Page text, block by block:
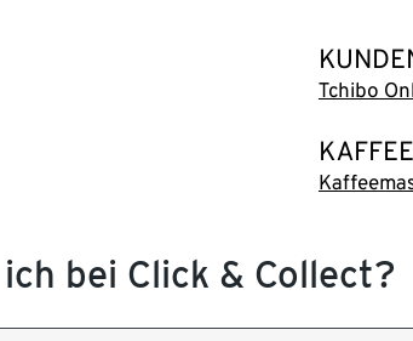
Tchibo
bei Click & Collect?